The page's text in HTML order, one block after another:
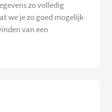
zo volledig
we je zo goed mogelijk
van een